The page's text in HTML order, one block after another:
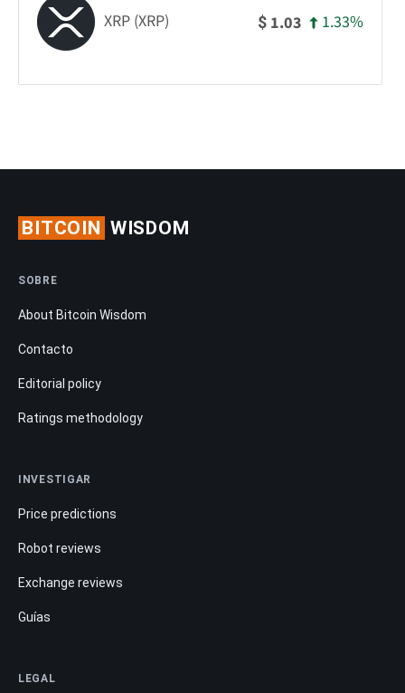
XRP (XRP) $ 1.03 1.33%
BITCOIN WISDOM
SOBRE
About Bitcoin Wisdom
Contacto
Editorial policy
Ratings methodology
INVESTIGAR
Price predictions
Robot reviews
Exchange reviews
Guías
LEGAL